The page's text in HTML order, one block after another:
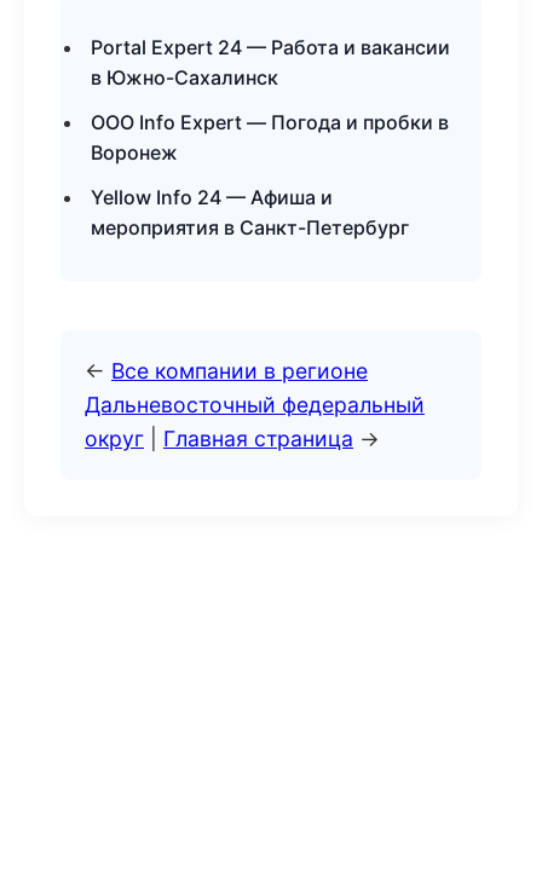
Portal Expert 24 — Работа и вакансии
в Южно-Сахалинск
ООО Info Expert — Погода и пробки в
Воронеж
Yellow Info 24 — Афиша и
мероприятия в Санкт-Петербург
← Все компании в регионе
Дальневосточный федеральный
округ
Главная страница →